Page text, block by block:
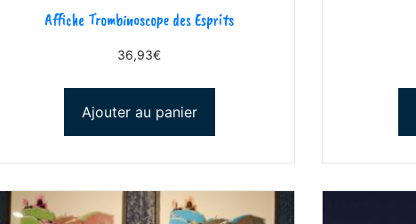
Affiche Trombinoscope des Esprits
36,93€
Ajouter au panier